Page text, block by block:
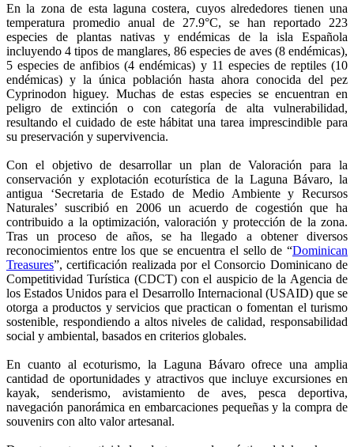
En la zona de esta laguna costera, cuyos alrededores tienen una
temperatura promedio anual de 27.9°C, se han reportado 223
especies de plantas nativas y endémicas de la isla Española
incluyendo 4 tipos de manglares, 86 especies de aves (8 endémicas),
5 especies de anfibios (4 endémicas) y 11 especies de reptiles (10
endémicas) y la única población hasta ahora conocida del pez
Cyprinodon higuey. Muchas de estas especies se encuentran en
peligro de extinción o con categoría de alta vulnerabilidad,
resultando el cuidado de este hábitat una tarea imprescindible para
su preservación y supervivencia.
Con el objetivo de desarrollar un plan de Valoración para la
conservación y explotación ecoturística de la Laguna Bávaro, la
antigua ‘Secretaria de Estado de Medio Ambiente y Recursos
Naturales’ suscribió en 2006 un acuerdo de cogestión que ha
contribuido a la optimización, valoración y protección de la zona.
Tras un proceso de años, se ha llegado a obtener diversos
reconocimientos entre los que se encuentra el sello de “Dominican
Treasures”, certificación realizada por el Consorcio Dominicano de
Competitividad Turística (CDCT) con el auspicio de la Agencia de
los Estados Unidos para el Desarrollo Internacional (USAID) que se
otorga a productos y servicios que practican o fomentan el turismo
sostenible, respondiendo a altos niveles de calidad, responsabilidad
social y ambiental, basados en criterios globales.
En cuanto al ecoturismo, la Laguna Bávaro ofrece una amplia
cantidad de oportunidades y atractivos que incluye excursiones en
kayak, senderismo, avistamiento de aves, pesca deportiva,
navegación panorámica en embarcaciones pequeñas y la compra de
souvenirs con alto valor artesanal.